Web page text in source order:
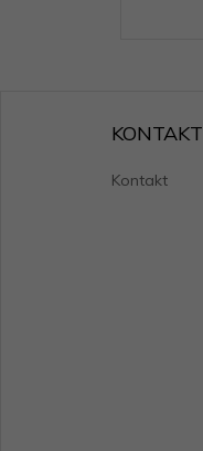
KONTAKT
Kontakt